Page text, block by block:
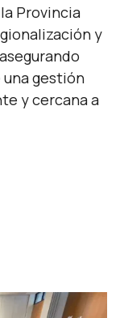
Provincia
y
gestión
y cercana a